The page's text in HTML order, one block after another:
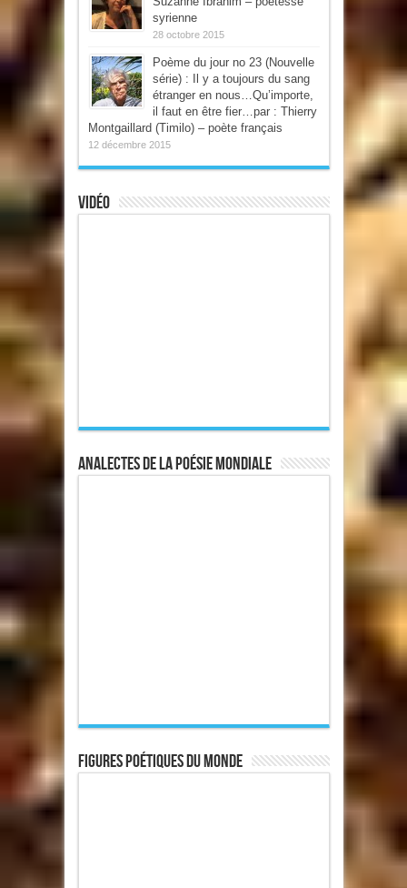
syrienne
28 octobre 2015
Poème du jour no 23 (Nouvelle
série) : Il y a toujours du sang
étranger en nous…Qu’importe,
il faut en être fier…par : Thierry
Montgaillard (Timilo) – poète français
12 décembre 2015
Vidéo
Analectes de la poésie mondiale
Figures poétiques du monde